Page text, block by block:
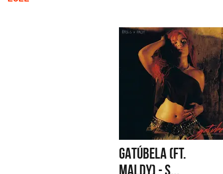
GATÚBELA (FT.
MALDY) - S...